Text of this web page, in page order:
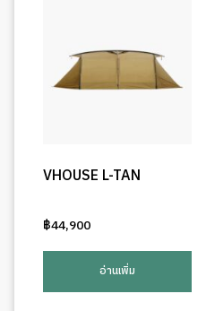
VHOUSE L-TAN
฿44,900
อ่านเพิ่ม